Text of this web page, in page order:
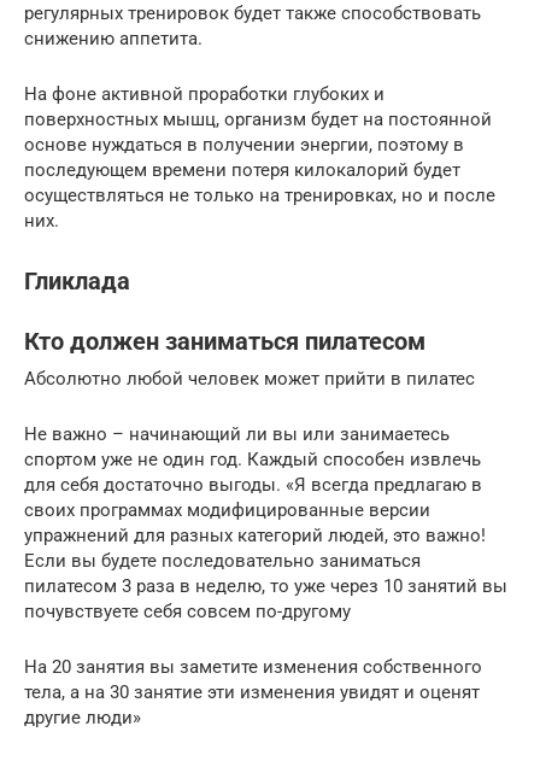
регулярных тренировок будет также способствовать
снижению аппетита.
На фоне активной проработки глубоких и
поверхностных мышц, организм будет на постоянной
основе нуждаться в получении энергии, поэтому в
последующем времени потеря килокалорий будет
осуществляться не только на тренировках, но и после
них.
Гликлада
Кто должен заниматься пилатесом
Абсолютно любой человек может прийти в пилатес
Не важно – начинающий ли вы или занимаетесь
спортом уже не один год. Каждый способен извлечь
для себя достаточно выгоды. «Я всегда предлагаю в
своих программах модифицированные версии
упражнений для разных категорий людей, это важно!
Если вы будете последовательно заниматься
пилатесом 3 раза в неделю, то уже через 10 занятий вы
почувствуете себя совсем по-другому
На 20 занятия вы заметите изменения собственного
тела, а на 30 занятие эти изменения увидят и оценят
другие люди»